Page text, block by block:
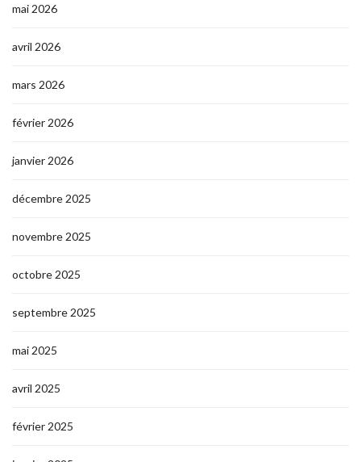
mai 2026
avril 2026
mars 2026
février 2026
janvier 2026
décembre 2025
novembre 2025
octobre 2025
septembre 2025
mai 2025
avril 2025
février 2025